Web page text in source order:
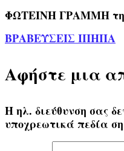
ΦΩΤΕΙΝΗ ΓΡΑΜΜΗ
ΒΡΑΒΕΥΣΕΙΣ ΙΠΗΠΑ
Αφήστε μια
Η ηλ. διεύθυνση σας
υποχρεωτικά πεδία